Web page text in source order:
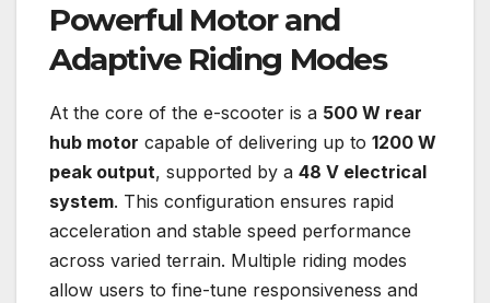
Powerful Motor and
Adaptive Riding Modes
At the core of the e-scooter is a 500 W rear
hub motor capable of delivering up to 1200 W
peak output, supported by a 48 V electrical
system. This configuration ensures rapid
acceleration and stable speed performance
across varied terrain. Multiple riding modes
allow users to fine-tune responsiveness and